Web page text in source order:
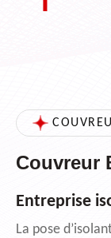
Couvreur
Entreprise
La pose